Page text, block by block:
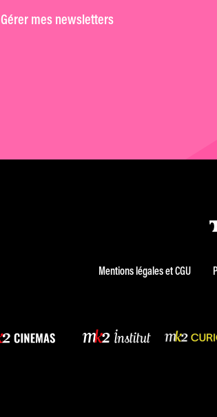
Gérer mes newsletters
Mentions légales et CGU